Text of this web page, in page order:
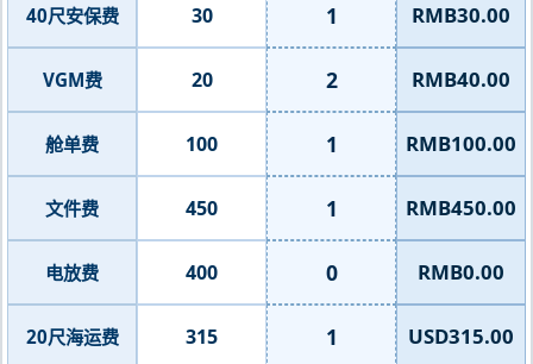
40尺安保费 30 1 RMB30.00
VGM费 20 2 RMB40.00
舱单费 100 1 RMB100.00
文件费 450 1 RMB450.00
电放费 400 0 RMB0.00
20尺海运费 315 1 USD315.00